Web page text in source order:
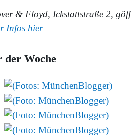
& Floyd, Ickstattstraße 2,
Infos hier
der Woche